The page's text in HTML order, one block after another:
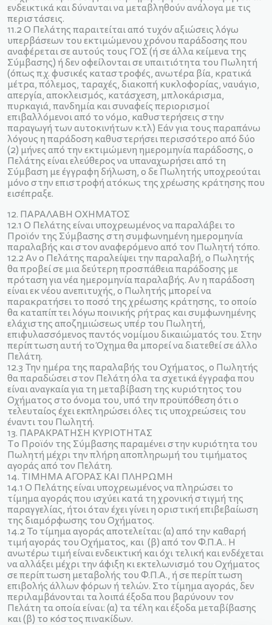
ενδεικτικά και δύνανται να μεταβληθούν ανάλογα με τις
περιστάσεις.
11.2 Ο Πελάτης παραιτείται από τυχόν αξιώσεις λόγω
υπερβάσεων του εκτιμώμενου χρόνου παράδοσης που
αναφέρεται σε αυτούς τους ΓΟΣ (ή σε άλλα κείμενα της
Σύμβασης) ή δεν οφείλονται σε υπαιτιότητα του Πωλητή
(όπως π.χ. φυσικές καταστροφές, ανωτέρα βία, κρατικά
μέτρα, πόλεμος, ταραχές, διακοπή κυκλοφορίας, ναυάγιο,
απεργία, αποκλεισμός, κατάσχεση, μπλοκάρισμα,
πυρκαγιά, πανδημία και συναφείς περιορισμοί
επιβαλλόμενοι από το νόμο, καθυστερήσεις στην
παραγωγή των αυτοκινήτων κ.τλ) Εάν για τους παραπάνω
λόγους η παράδοση καθυστερήσει περισσότερο από δύο
(2) μήνες από την εκτιμώμενη ημερομηνία παράδοσης, ο
Πελάτης είναι ελεύθερος να υπαναχωρήσει από τη
Σύμβαση με έγγραφη δήλωση, ο δε Πωλητής υποχρεούται
µόνο στην επιστροφή ατόκως της χρέωσης κράτησης που
εισέπραξε.
12. ΠΑΡΑΛΑΒΗ ΟΧΗΜΑΤΟΣ
12.1 Ο Πελάτης είναι υποχρεωμένος να παραλάβει το
Προϊόν της Σύμβασης στη συμφωνημένη ημερομηνία
παραλαβής και στον αναφερόμενο από τον Πωλητή τόπο.
12.2 Αν ο Πελάτης παραλείψει την παραλαβή, ο Πωλητής
θα προβεί σε μια δεύτερη προσπάθεια παράδοσης με
πρόταση για νέα ημερομηνία παραλαβής. Αν η παράδοση
είναι εκ νέου ανεπιτυχής, ο Πωλητής μπορεί να
παρακρατήσει το ποσό της χρέωσης κράτησης, το οποίο
θα καταπίπτει λόγω ποινικής ρήτρας και συμφωνημένης
ελάχιστης αποζημιώσεως υπέρ του Πωλητή,
επιφυλασσόμενος παντός νομίμου δικαιώματός του. Στην
περίπτωση αυτή το Όχημα θα μπορεί να διατεθεί σε άλλο
Πελάτη.
12.3 Την ημέρα της παραλαβής του Οχήματος, ο Πωλητής
θα παραδώσει στον Πελάτη όλα τα σχετικά έγγραφα που
είναι αναγκαία για τη μεταβίβαση της κυριότητος του
Οχήματος στο όνομα του, υπό την προϋπόθεση ότι ο
τελευταίος έχει εκπληρώσει όλες τις υποχρεώσεις του
έναντι του Πωλητή.
13. ΠΑΡΑΚΡΑΤΗΣΗ ΚΥΡΙΟΤΗΤΑΣ
Το Προϊόν της Σύμβασης παραμένει στην κυριότητα του
Πωλητή μέχρι την πλήρη αποπληρωμή του τιμήματος
αγοράς από τον Πελάτη.
14. ΤΙΜΗΜΑ ΑΓΟΡΑΣ ΚΑΙ ΠΛΗΡΩΜΗ
14.1 Ο Πελάτης είναι υποχρεωμένος να πληρώσει το
τίμημα αγοράς που ισχύει κατά τη χρονική στιγμή της
παραγγελίας, ήτοι όταν έχει γίνει η οριστική επιβεβαίωση
της διαμόρφωσης του Οχήματος.
14.2 To τίμημα αγοράς αποτελείται: (α) από την καθαρή
τιμή αγοράς του Οχήματος, και (β) από τον Φ.Π.Α.. Η
ανωτέρω τιμή είναι ενδεικτική και όχι τελική και ενδέχεται
να αλλάξει μέχρι την άφιξη κι εκτελωνισμό του Οχήματος
σε περίπτωση μεταβολής του Φ.Π.Α., ή σε περίπτωση
επιβολής άλλων φόρων ή τελών. Στο τίμημα αγοράς, δεν
περιλαμβάνονται τα λοιπά έξοδα που βαρύνουν τον
Πελάτη τα οποία είναι: (α) τα τέλη και έξοδα μεταβίβασης
και (β) το κόστος πινακίδων.